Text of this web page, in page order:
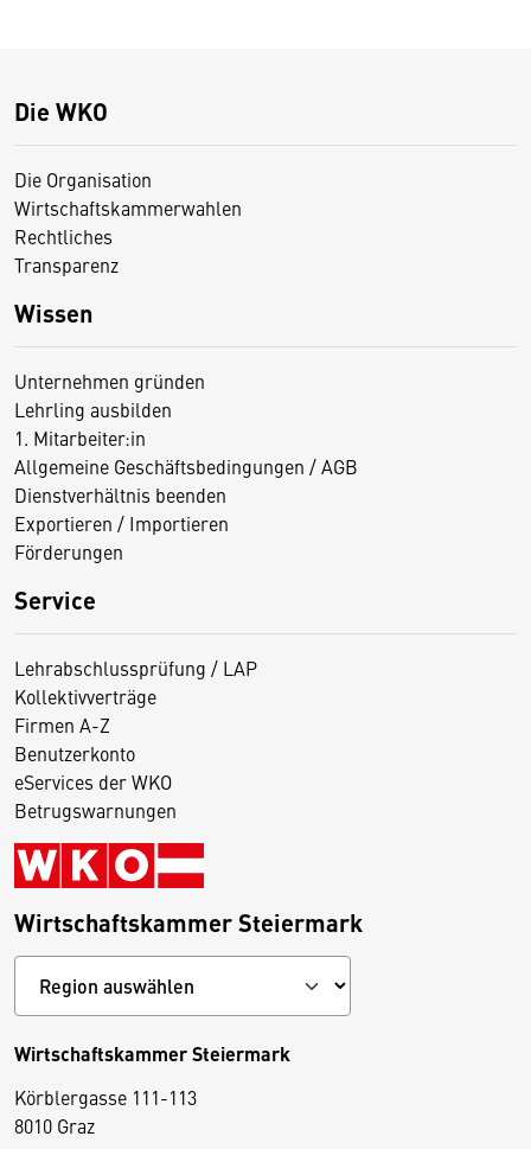
Die WKO
Die Organisation
Wirtschaftskammerwahlen
Rechtliches
Transparenz
Wissen
Unternehmen gründen
Lehrling ausbilden
1. Mitarbeiter:in
Allgemeine Geschäftsbedingungen / AGB
Dienstverhältnis beenden
Exportieren / Importieren
Förderungen
Service
Lehrabschlussprüfung / LAP
Kollektivverträge
Firmen A-Z
Benutzerkonto
eServices der WKO
Betrugswarnungen
Wirtschaftskammer Steiermark
Wirtschaftskammer Steiermark
Körblergasse 111-113
8010 Graz
D
i